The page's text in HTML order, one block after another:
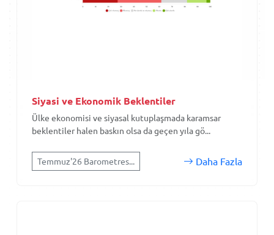
Siyasi ve Ekonomik Beklentiler
Ülke ekonomisi ve siyasal kutuplaşmada karamsar
beklentiler halen baskın olsa da geçen yıla gö...
Temmuz'26 Barometres... Daha Fazla